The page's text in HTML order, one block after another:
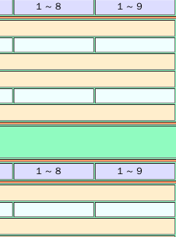
１～８ １～９
１～８ １～９